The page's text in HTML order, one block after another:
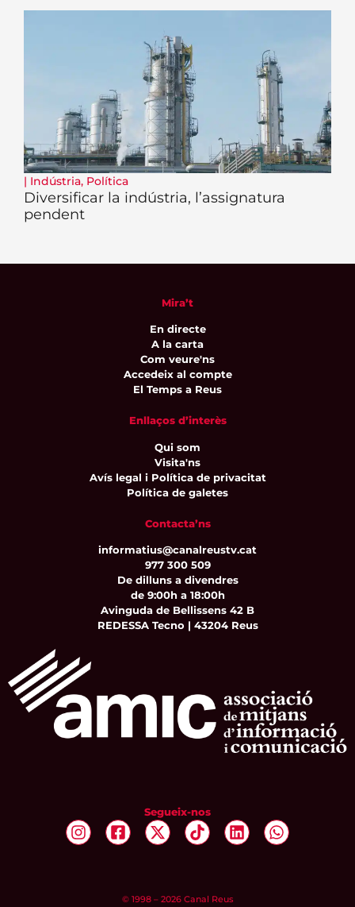
| Indústria, Política
Diversificar la indústria, l’assignatura
pendent
Mira’t
En directe
A la carta
Com veure'ns
Accedeix al compte
El Temps a Reus
Enllaços d’interès
Qui som
Visita'ns
Avís legal i Política de privacitat
Política de galetes
Contacta’ns
informatius@canalreustv.cat
977 300 509
De dilluns a divendres
de 9:00h a 18:00h
Avinguda de Bellissens 42 B
REDESSA Tecno | 43204 Reus
Segueix-nos
© 1998 – 2026 Canal Reus